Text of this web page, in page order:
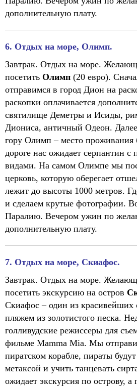
дополнительную плату.
6. Отдых на море, Олимп.
Завтрак. Отдых на море.
посетить Олимп (20 евро).
отправимся в город Дион на
раскопки оплачивается
святилище Деметры и Исиды,
Диониса, античный Одеон.
гору Олимп – место проживания
дороге нас ожидает серпантин
видами. На самом Олимпе мы
церковь, которую оберегает
лежит до высоты 1000 метров.
и сделаем крутые фотографии.
Паралию. Вечером ужин по
дополнительную плату.
7. Отдых на море, Скиафос.
Завтрак. Отдых на море.
посетить экскурсию на остров
Скиафос – один из красивейших
пляжем из золотистого песка.
голливудские режиссеры для
фильме Mamma Mia. Мы
пиратском корабле, пираты
метаксой и учить танцевать
ожидает экскурсия по острову,